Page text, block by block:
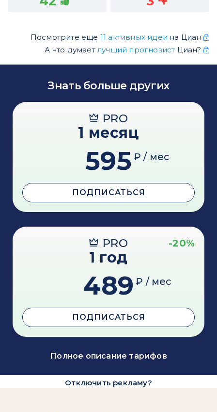
Посмотрите еще 11 активных идеи на Циан
А что думает лучший прогнозист Циан?
Знать больше других
PRO
1 месяц
595 ₽ / мес
ПОДПИСАТЬСЯ
PRO -20%
1 год
489 ₽ / мес
ПОДПИСАТЬСЯ
Полное описание тарифов
Отключить рекламу?